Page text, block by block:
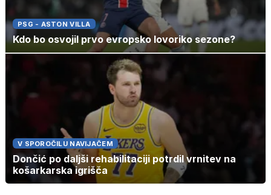
PSG - ASTON VILLA
Kdo bo osvojil prvo evropsko lovoriko sezone?
V SPOROČILU NAVIJAČEM
Dončić po daljši rehabilitaciji potrdil vrnitev na
košarkarska igrišča